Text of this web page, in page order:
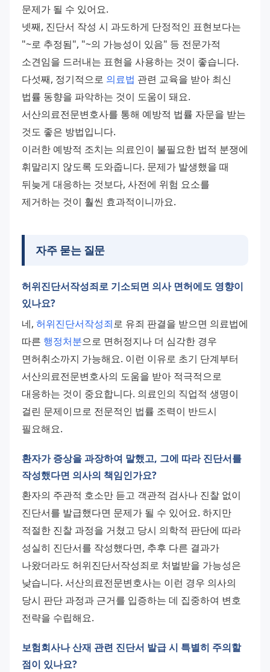
문제가 될 수 있어요.
넷째, 진단서 작성 시 과도하게 단정적인 표현보다는
"~로 추정됨", "~의 가능성이 있음" 등 전문가적
소견임을 드러내는 표현을 사용하는 것이 좋습니다.
다섯째, 정기적으로 의료법 관련 교육을 받아 최신
법률 동향을 파악하는 것이 도움이 돼요.
서산의료전문변호사를 통해 예방적 법률 자문을 받는
것도 좋은 방법입니다.
이러한 예방적 조치는 의료인이 불필요한 법적 분쟁에
휘말리지 않도록 도와줍니다. 문제가 발생했을 때
뒤늦게 대응하는 것보다, 사전에 위험 요소를
제거하는 것이 훨씬 효과적이니까요.
자주 묻는 질문
허위진단서작성죄로 기소되면 의사 면허에도 영향이
있나요?
네, 허위진단서작성죄로 유죄 판결을 받으면 의료법에
따른 행정처분으로 면허정지나 더 심각한 경우
면허취소까지 가능해요. 이런 이유로 초기 단계부터
서산의료전문변호사의 도움을 받아 적극적으로
대응하는 것이 중요합니다. 의료인의 직업적 생명이
걸린 문제이므로 전문적인 법률 조력이 반드시
필요해요.
환자가 증상을 과장하여 말했고, 그에 따라 진단서를
작성했다면 의사의 책임인가요?
환자의 주관적 호소만 듣고 객관적 검사나 진찰 없이
진단서를 발급했다면 문제가 될 수 있어요. 하지만
적절한 진찰 과정을 거쳤고 당시 의학적 판단에 따라
성실히 진단서를 작성했다면, 추후 다른 결과가
나왔더라도 허위진단서작성죄로 처벌받을 가능성은
낮습니다. 서산의료전문변호사는 이런 경우 의사의
당시 판단 과정과 근거를 입증하는 데 집중하여 변호
전략을 수립해요.
보험회사나 산재 관련 진단서 발급 시 특별히 주의할
점이 있나요?